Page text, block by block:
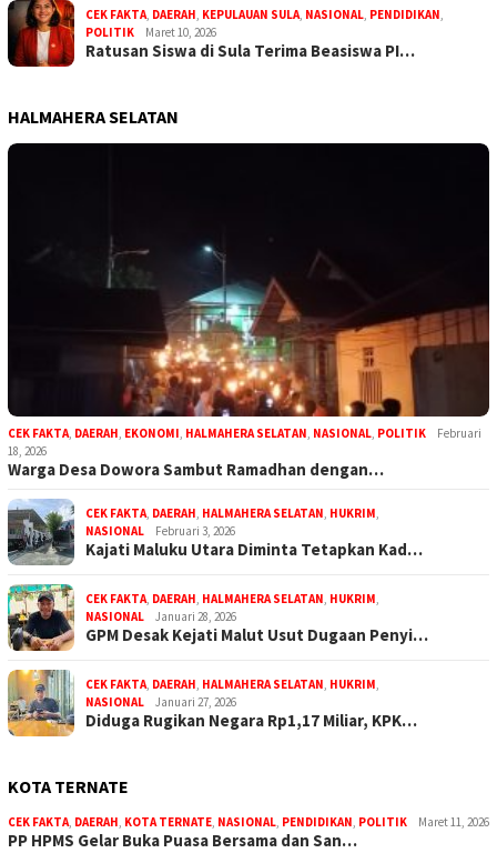
CEK FAKTA, DAERAH, KEPULAUAN SULA, NASIONAL, PENDIDIKAN,
POLITIK
Maret 10, 2026
Ratusan Siswa di Sula Terima Beasiswa PI…
HALMAHERA SELATAN
CEK FAKTA, DAERAH, EKONOMI, HALMAHERA SELATAN, NASIONAL, POLITIK
Februari
18, 2026
Warga Desa Dowora Sambut Ramadhan dengan…
CEK FAKTA, DAERAH, HALMAHERA SELATAN, HUKRIM,
NASIONAL
Februari 3, 2026
Kajati Maluku Utara Diminta Tetapkan Kad…
CEK FAKTA, DAERAH, HALMAHERA SELATAN, HUKRIM,
NASIONAL
Januari 28, 2026
GPM Desak Kejati Malut Usut Dugaan Penyi…
CEK FAKTA, DAERAH, HALMAHERA SELATAN, HUKRIM,
NASIONAL
Januari 27, 2026
Diduga Rugikan Negara Rp1,17 Miliar, KPK…
KOTA TERNATE
CEK FAKTA, DAERAH, KOTA TERNATE, NASIONAL, PENDIDIKAN, POLITIK Maret 11, 2026
PP HPMS Gelar Buka Puasa Bersama dan San…